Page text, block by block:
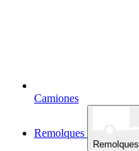
Camiones
Remolques
Remolques